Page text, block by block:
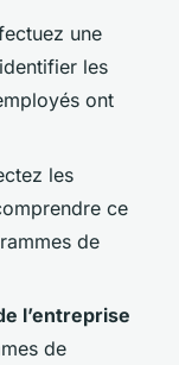
une
les
ont
les
ce
de
l’entreprise
de